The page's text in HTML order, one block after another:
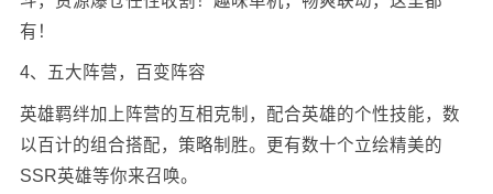
量副本、组队及剧情玩法。若你感兴趣，赶紧下载体验一
番吧。
1、挂挂挂，收益双倍up
不少上仙大人或是在校学生，或是于社会中奋力拼搏的年